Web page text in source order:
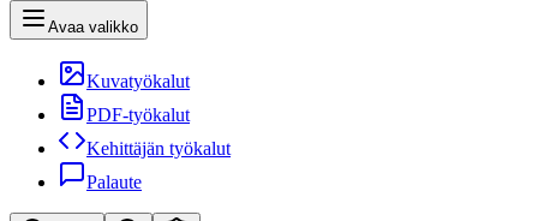
Avaa valikko
Kuvatyökalut
PDF-työkalut
Kehittäjän työkalut
Palaute